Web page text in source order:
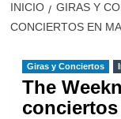
INICIO GIRAS Y
CONCIERTOS EN
Giras y Conciertos
The
conciertos